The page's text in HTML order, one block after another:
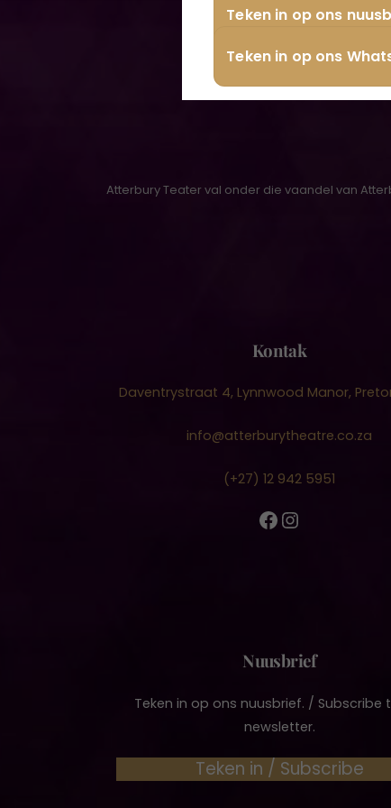
Teken in op ons
Teken in op ons
Atterbury Teater val onder die vaandel van
Kontak
Daventrystraat 4, Lynnwood Manor,
info@atterburytheatre.co.za
(+27) 12 942 5951
Facebook
Instagram
Nuusbrief
Teken in op ons nuusbrief. / Subscribe
newsletter.
Teken in / Subscribe